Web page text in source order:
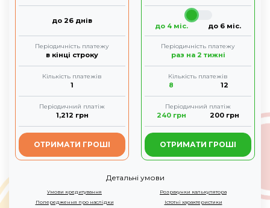
до 26 днів
Періодичність платежу
в кінці строку
Кількість платежів
1
Періодичний платіж
1,212 грн
ОТРИМАТИ ГРОШІ
до 4 міс. до 6 міс.
Періодичність платежу
раз на 2 тижні
Кількість платежів
8 12
Періодичний платіж
240грн 200 грн
ОТРИМАТИ ГРОШІ
Детальні умови
Умови кредитування
Розрахунки калькулятора
Попередження про наслідки
Істотні характеристики